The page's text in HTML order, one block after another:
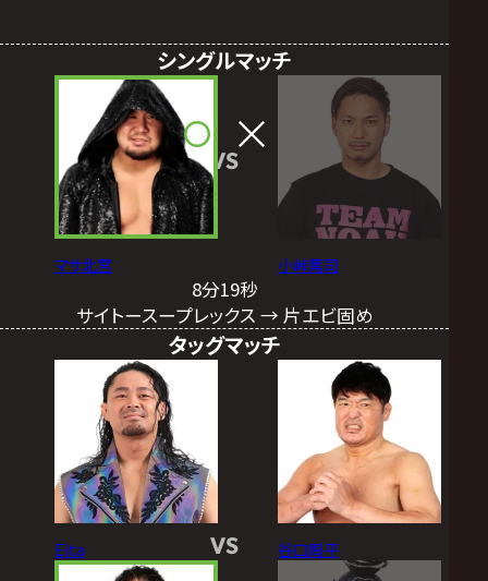
シングルマッチ
マサ北宮
VS
小峠篤司
8分19秒
サイトースープレックス → 片エビ固め
タッグマッチ
Eita VS 谷口周平